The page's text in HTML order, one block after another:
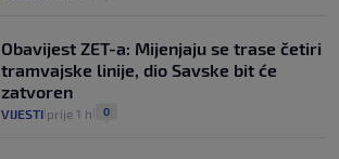
Obavijest ZET-a: Mijenjaju se trase četiri
tramvajske linije, dio Savske bit će
zatvoren
VIJESTI prije 1 h 0